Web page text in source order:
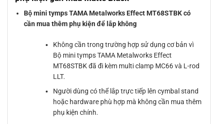
Bộ mini tymps TAMA Metalworks Effect MT68STBK có
cần mua thêm phụ kiện để lắp không
Không cần trong trường hợp sử dụng cơ bản vì
Bộ mini tymps TAMA Metalworks Effect
MT68STBK đã đi kèm multi clamp MC66 và L-rod
LLT.
Người dùng có thể lắp trực tiếp lên cymbal stand
hoặc hardware phù hợp mà không cần mua thêm
phụ kiện chính.